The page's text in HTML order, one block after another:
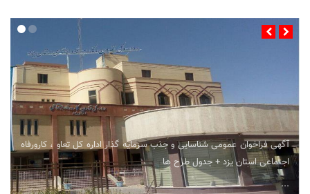
آگهی فراخوان عمومی شناسایی و جذب سرمایه گذار اداره کل تعاو ، کارورفاه
اجتماعی استان یزد + جدول طرح ها
...